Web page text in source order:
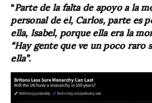
“Parte de la falta de apoyo a la
personal de él, Carlos, parte es
ella, Isabel, porque ella era la
“Hay gente que ve un poco raro
ella”.